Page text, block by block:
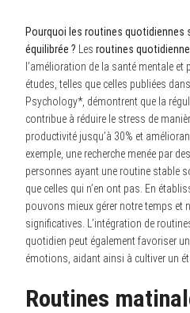
Pourquoi les routines quotidiennes
équilibrée ? Les routines
l’amélioration de la santé mentale et
études, telles que celles publiées
Psychology*, démontrent que la
contribue à réduire le stress de
productivité jusqu’à 30% et
exemple, une recherche menée par
personnes ayant une routine stable
que celles qui n’en ont pas. En
pouvons mieux gérer notre temps et
significatives. L’intégration de
quotidien peut également favoriser
émotions, aidant ainsi à cultiver un
Routines